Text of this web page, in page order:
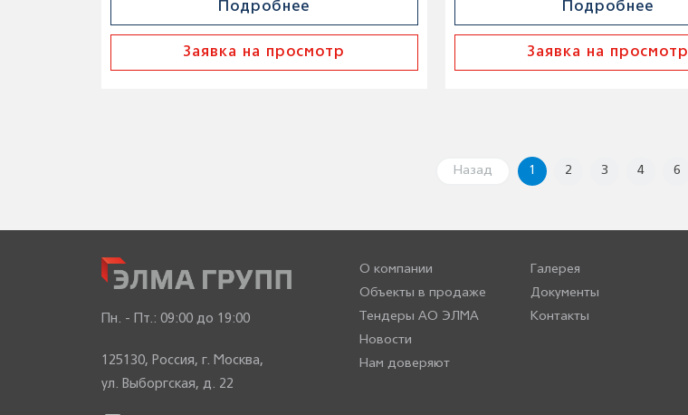
Подробнее
Заявка на просмотр
Подробнее
Заявка на просмотр
Назад 1 2 3 4 6
Пн. - Пт.: 09:00 до 19:00
125130, Россия, г. Москва,
ул. Выборгская, д. 22
О компании
Объекты в продаже
Тендеры АО ЭЛМА
Новости
Нам доверяют
Галерея
Документы
Контакты